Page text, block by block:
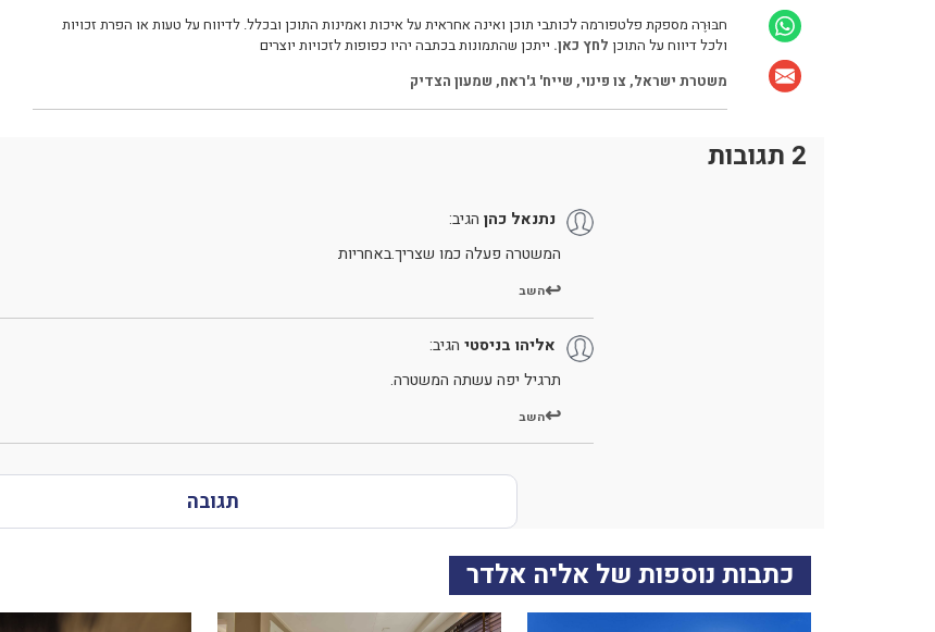
חבּוּרֶה מספקת פלטפורמה לכותבי תוכן ואינה אחראית על איכות ואמינות התוכן ובכלל. לדיווח על טעות או הפרת זכויות
ולכל דיווח על התוכן לחץ כאן. ייתכן שהתמונות בכתבה יהיו כפופות לזכויות יוצרים
משטרת ישראל,צו פינוי, שייח' ג'ראח, שמעון הצדיק
2 תגובות
נתנאל כהן הגיב:
המשטרה פעלה כמו שצריך.באחריות
השב
אליהו בניסטי הגיב:
תרגיל יפה עשתה המשטרה.
השב
תגובה
כתבות נוספות של אליה אלדר